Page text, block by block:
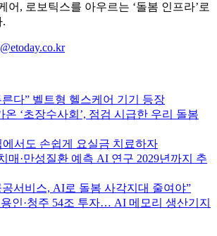
어, 로보틱스를 아우르는 ‘돌봄 인프라’로
.
다” 벨트형 헬스케어 기기 등장
온 ‘초장수사회’, 점검 시급한 우리 돌봄
서도 손쉽게 요실금 치료하자
매·만성질환 예측 AI 연구 2029년까지 추
서비스, AI로 돌봄 사각지대 줄여야”
인·청주 54조 투자… AI 메모리 생산기지